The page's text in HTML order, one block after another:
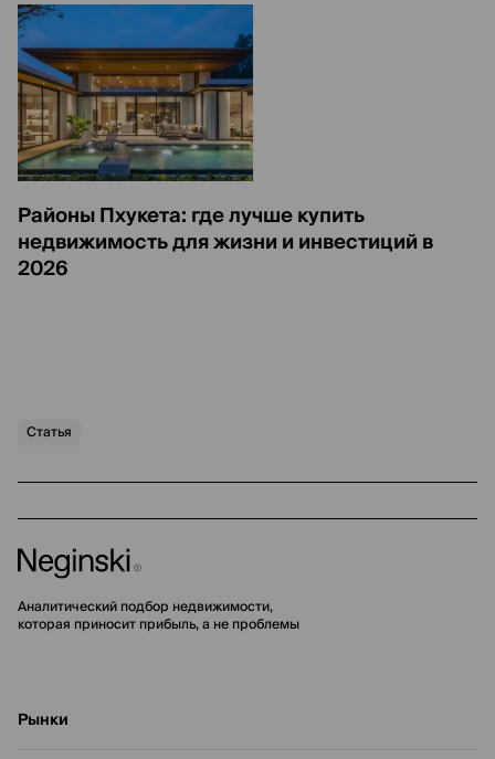
Районы Пхукета: где лучше купить
недвижимость для жизни и инвестиций в
2026
Статья
Аналитический подбор недвижимости,
которая приносит прибыль, а не проблемы
Рынки